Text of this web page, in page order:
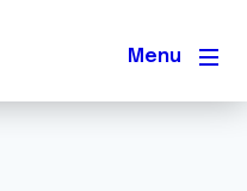
Menu